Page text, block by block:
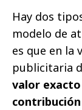
Hay dos
modelo de
es que en la
publicitaria
valor